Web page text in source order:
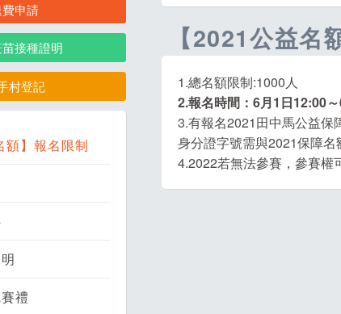
申請
接種證明
村登記
額】報名限制
禮
【2021公益名
1.總名額限制:1000人
2.報名時間：6月1日12:00
3.有報名2021田中馬公益保
身分證字號需與2021保障名
4.2022若無法參賽，參賽權